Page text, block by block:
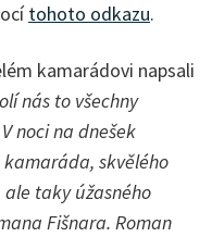
tohoto odkazu.
kamarádovi napsali
nás to všechny
noci na dnešek
skvělého
taky úžasného
Fišnara. Roman